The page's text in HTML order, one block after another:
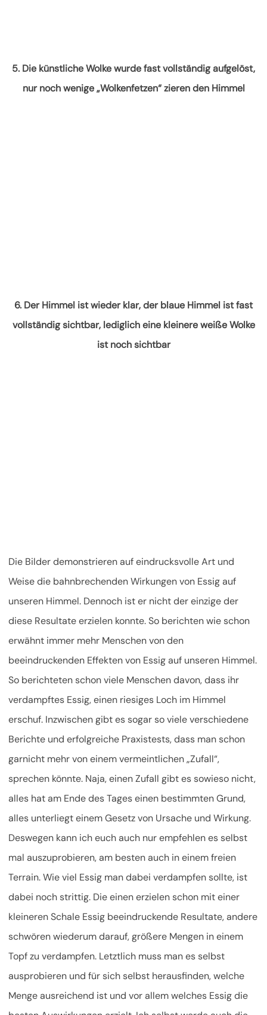
5. Die künstliche Wolke wurde fast vollständig aufgelöst,
nur noch wenige „Wolkenfetzen“ zieren den Himmel
6. Der Himmel ist wieder klar, der blaue Himmel ist fast
vollständig sichtbar, lediglich eine kleinere weiße Wolke
ist noch sichtbar
Die Bilder demonstrieren auf eindrucksvolle Art und
Weise die bahnbrechenden Wirkungen von Essig auf
unseren Himmel. Dennoch ist er nicht der einzige der
diese Resultate erzielen konnte. So berichten wie schon
erwähnt immer mehr Menschen von den
beeindruckenden Effekten von Essig auf unseren Himmel.
So berichteten schon viele Menschen davon, dass ihr
verdampftes Essig, einen riesiges Loch im Himmel
erschuf. Inzwischen gibt es sogar so viele verschiedene
Berichte und erfolgreiche Praxistests, dass man schon
garnicht mehr von einem vermeintlichen „Zufall“,
sprechen könnte. Naja, einen Zufall gibt es sowieso nicht,
alles hat am Ende des Tages einen bestimmten Grund,
alles unterliegt einem Gesetz von Ursache und Wirkung.
Deswegen kann ich euch auch nur empfehlen es selbst
mal auszuprobieren, am besten auch in einem freien
Terrain. Wie viel Essig man dabei verdampfen sollte, ist
dabei noch strittig. Die einen erzielen schon mit einer
kleineren Schale Essig beeindruckende Resultate, andere
schwören wiederum darauf, größere Mengen in einem
Topf zu verdampfen. Letztlich muss man es selbst
ausprobieren und für sich selbst herausfinden, welche
Menge ausreichend ist und vor allem welches Essig die